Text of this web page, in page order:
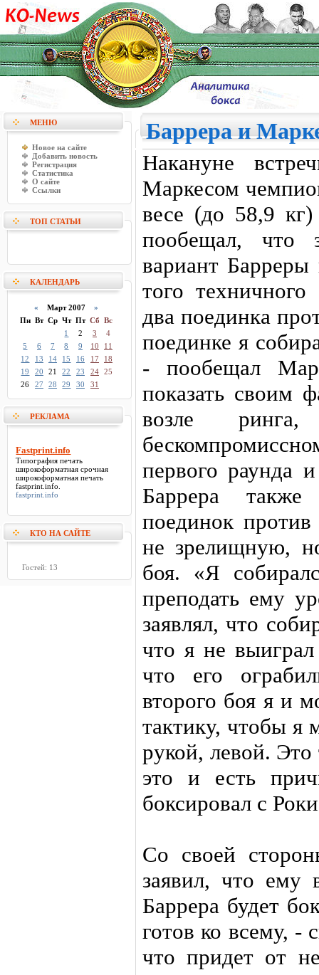
МЕНЮ
Новое на сайте
Добавить новость
Регистрация
Статистика
О сайте
Ссылки
ТОП СТАТЬИ
КАЛЕНДАРЬ
« Март 2007 »
Пн Вт Ср Чт Пт Сб Вс
1
2 3
4
5
6 7 8 9 10
11
12
13 14 15 16 17
18
19
20 21 22 23 24 25
26
27 28 29 30 31
РЕКЛАМА
Fastprint.info
Типография печать
широкоформатная срочная
широкоформатная печать
fastprint.info
fastprint.info
КТО НА САЙТЕ
Гостей: 13
Баррера и
Накануне
Маркесом
весе (до 58,9
пообещал, что
вариант
того
два поединка
поединке я
- пообещал
показать своим
возле
первого раунда
Баррера
поединок
не зрелищную,
боя. «Я
преподать ему
заявлял, что
что я не
что его
второго боя я и
тактику, чтобы я
рукой, левой.
это и есть
боксировал с
Со своей
заявил, что ему
Баррера будет
готов ко всему, -
что придет от